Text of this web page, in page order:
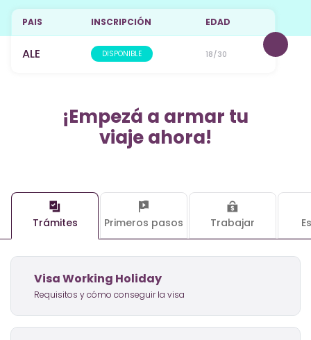
PAIS INSCRIPCIÓN EDAD
ALE DISPONIBLE 18/30
¡Empezá a armar tu
viaje ahora!
Trámites Primeros pasos Trabajar
Visa Working Holiday
Requisitos y cómo conseguir la visa